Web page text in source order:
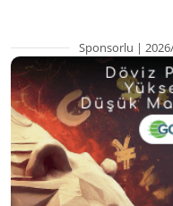
Sponsorlu |